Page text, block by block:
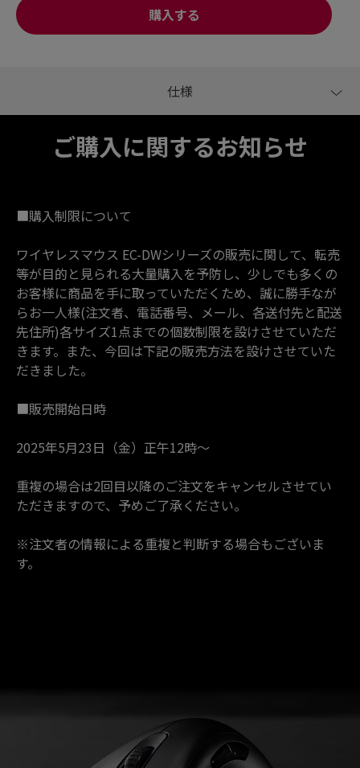
購入する
ご購入に関するお知らせ
■購入制限について
ワイヤレスマウス EC-DWシリーズの販売に関して、転売
等が目的と見られる大量購入を予防し、少しでも多くの
お客様に商品を手に取っていただくため、誠に勝手なが
らお一人様(注文者、電話番号、メール、各送付先と配送
先住所)各サイズ1点までの個数制限を設けさせていただ
きます。また、今回は下記の販売方法を設けさせていた
だきました。
■販売開始日時
2025年5月23日（金）正午12時～
重複の場合は2回目以降のご注文をキャンセルさせてい
ただきますので、予めご了承ください。
※注文者の情報による重複と判断する場合もございま
す。